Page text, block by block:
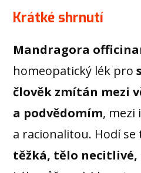
Krátké shrnutí
Mandragora
homeopatický lék pro
člověk zmítán mezi
a podvědomím, mezi
a racionalitou. Hodí se
těžká, tělo necitlivé,